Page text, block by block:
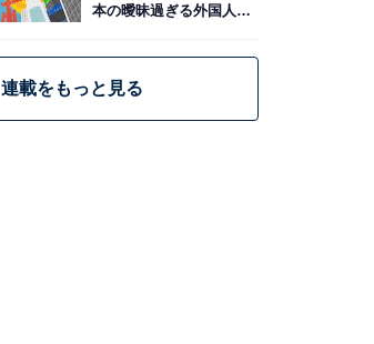
本の曖昧過ぎる外国人政
連載をもっと見る